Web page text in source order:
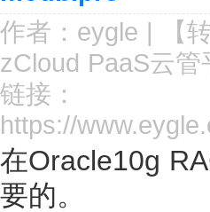
作者： eygle | 【
zCloud PaaS云管
链接：
https://
在Oracle10g
要的。